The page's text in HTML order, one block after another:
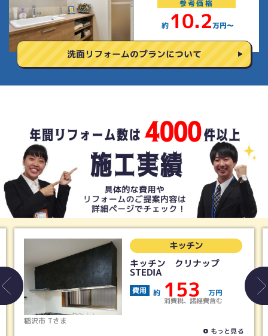
参考価格
約 10.2万円〜
洗面リフォームのプランについて
津島市 Aさま
トイレ
トイレ Panasonic アラ
ウーノLシリーズ
費用 約 40 万円
消費税、諸経費含む
もっと見る